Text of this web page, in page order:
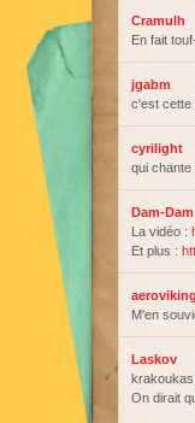
Cramulh
En fait
jgabm
c'est cette
cyrilight
qui chante
Dam-Dam
La vidéo :
Et plus :
aeroviking
M'en
Laskov
On dirait